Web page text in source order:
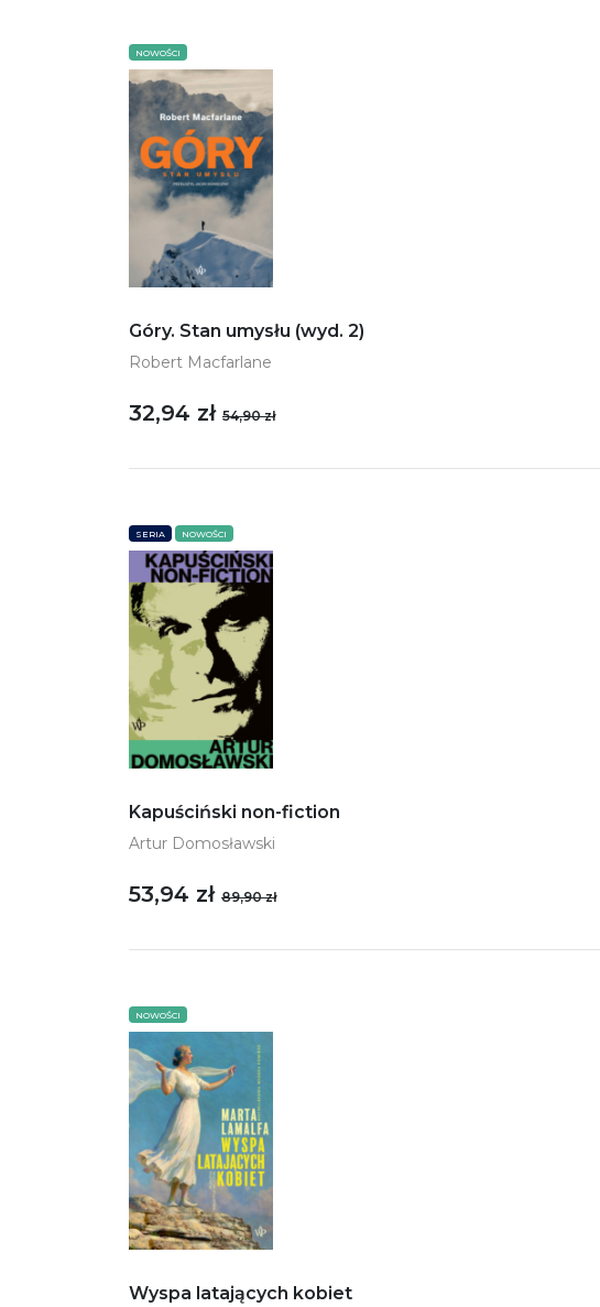
NOWOŚCI
Góry. Stan umysłu (wyd. 2)
Robert Macfarlane
32,94 zł 54,90 zł
SERIA NOWOŚCI
Kapuściński non-fiction
Artur Domosławski
53,94 zł 89,90 zł
NOWOŚCI
Wyspa latających kobiet